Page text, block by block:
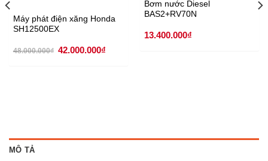
Máy phát điện xăng Honda
SH12500EX
48.000.000₫ Giá
42.000.000₫
Bơm nước Diesel
BAS2+RV70N
13.400.000₫
MÔ TẢ